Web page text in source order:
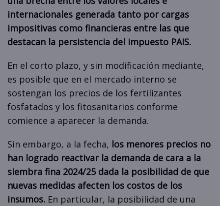
internacionales generada tanto por cargas
impositivas como financieras entre las que
destacan la persistencia del impuesto PAIS.
En el corto plazo, y sin modificación mediante,
es posible que en el mercado interno se
sostengan los precios de los fertilizantes
fosfatados y los fitosanitarios conforme
comience a aparecer la demanda.
Sin embargo, a la fecha, los menores precios no
han logrado reactivar la demanda de cara a la
siembra fina 2024/25 dada la posibilidad de que
nuevas medidas afecten los costos de los
insumos. En particular, la posibilidad de una